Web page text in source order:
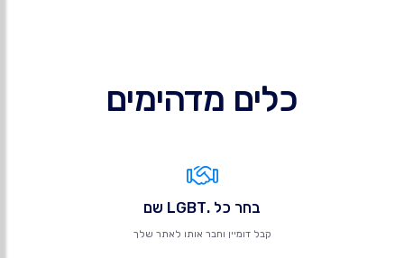
כלים מדהימים
בחר כל .LGBT שם
קבל דומיין וחבר אותו לאתר שלך